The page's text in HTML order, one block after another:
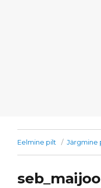
Eelmine pilt Järgmine